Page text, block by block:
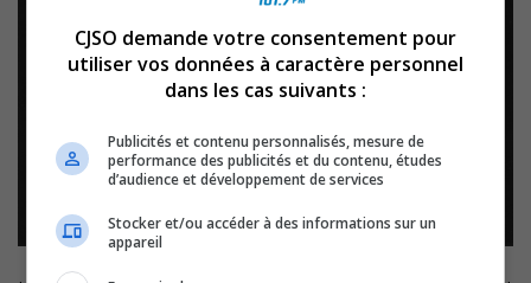
CJSO demande votre consentement pour
utiliser vos données à caractère personnel
dans les cas suivants :
Publicités et contenu personnalisés, mesure de
performance des publicités et du contenu, études
d’audience et développement de services
Stocker et/ou accéder à des informations sur un
appareil